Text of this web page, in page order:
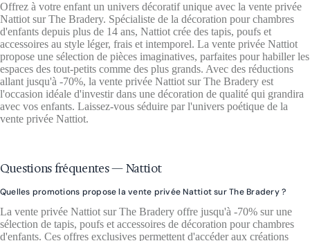
Offrez à votre enfant un univers décoratif unique avec la vente privée
Nattiot sur The Bradery. Spécialiste de la décoration pour chambres
d'enfants depuis plus de 14 ans, Nattiot crée des tapis, poufs et
accessoires au style léger, frais et intemporel. La vente privée Nattiot
propose une sélection de pièces imaginatives, parfaites pour habiller les
espaces des tout-petits comme des plus grands. Avec des réductions
allant jusqu'à -70%, la vente privée Nattiot sur The Bradery est
l'occasion idéale d'investir dans une décoration de qualité qui grandira
avec vos enfants. Laissez-vous séduire par l'univers poétique de la
vente privée Nattiot.
Questions fréquentes — Nattiot
Quelles promotions propose la vente privée Nattiot sur The Bradery ?
La vente privée Nattiot sur The Bradery offre jusqu'à -70% sur une
sélection de tapis, poufs et accessoires de décoration pour chambres
d'enfants. Ces offres exclusives permettent d'accéder aux créations